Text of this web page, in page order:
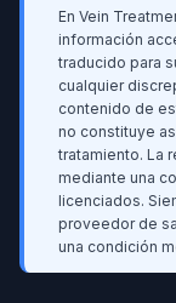
En Vein
información
traducido para
cualquier
contenido de
no constituye
tratamiento. La
mediante una
licenciados.
proveedor de
una condición